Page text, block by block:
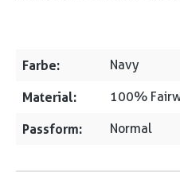
Farbe: Navy
Material: 100%
Passform: Normal